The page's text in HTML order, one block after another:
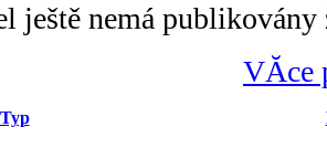
ještě nemá publikovány
VĂ­ce
Typ